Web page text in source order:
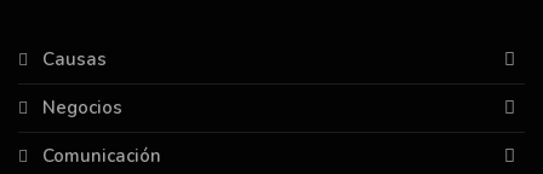
Causas
Negocios
Comunicación